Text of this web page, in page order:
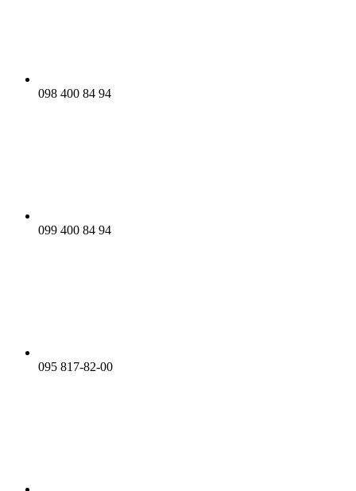
098 400 84 94‬
099 400 84 94
095 817-82-00